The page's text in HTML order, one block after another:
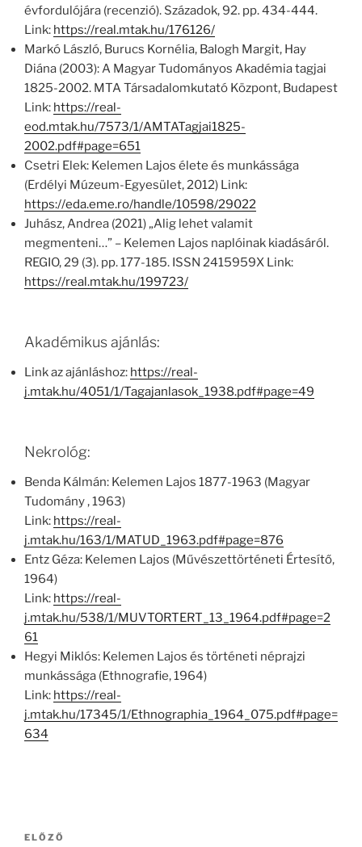
évfordulójára (recenzió). Századok, 92. pp. 434-444.
Link: https://real.mtak.hu/176126/
Markó László, Burucs Kornélia, Balogh Margit, Hay
Diána (2003): A Magyar Tudományos Akadémia tagjai
1825-2002. MTA Társadalomkutató Központ, Budapest
Link: https://real-
eod.mtak.hu/7573/1/AMTATagjai1825-
2002.pdf#page=651
Csetri Elek: Kelemen Lajos élete és munkássága
(Erdélyi Múzeum-Egyesület, 2012) Link:
https://eda.eme.ro/handle/10598/29022
Juhász, Andrea (2021) „Alig lehet valamit
megmenteni…” – Kelemen Lajos naplóinak kiadásáról.
REGIO, 29 (3). pp. 177-185. ISSN 2415959X Link:
https://real.mtak.hu/199723/
Akadémikus ajánlás:
Link az ajánláshoz: https://real-
j.mtak.hu/4051/1/Tagajanlasok_1938.pdf#page=49
Nekrológ:
Benda Kálmán: Kelemen Lajos 1877-1963 (Magyar
Tudomány , 1963)
Link: https://real-
j.mtak.hu/163/1/MATUD_1963.pdf#page=876
Entz Géza: Kelemen Lajos (Művészettörténeti Értesítő,
1964)
Link: https://real-
j.mtak.hu/538/1/MUVTORTERT_13_1964.pdf#page=2
61
Hegyi Miklós: Kelemen Lajos és történeti néprajzi
munkássága (Ethnografie, 1964)
Link: https://real-
j.mtak.hu/17345/1/Ethnographia_1964_075.pdf#page=
634
Bejegyzés
Korábbi
ELŐZŐ